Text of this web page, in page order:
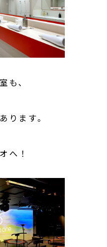
も、
ります。
へ！